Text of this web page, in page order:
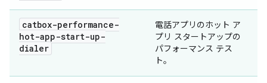
catbox-performance-
hot-app-start-up-
dialer
電話アプリのホット ア
プリ スタートアップの
パフォーマンス テス
ト。